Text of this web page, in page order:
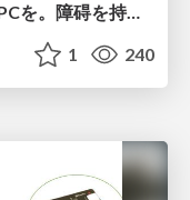
ハードRPA：誰にでも使用できるPCを。障碍を持つ方でも自由に使えるPCを。
1 240